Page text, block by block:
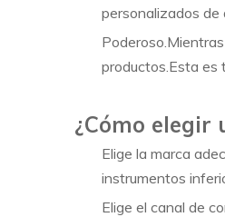
personalizados de
productos.Esta es
¿Cómo elegir
Elige la marca
instrumentos
Elige el canal de